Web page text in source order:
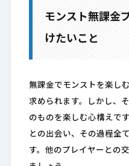
モンスト無課金
けたいこと
無課金でモンストを楽し
求められます。しかし、
のものを楽しむ心構えで
との出会い、その過程全
す。他のプレイヤーとの